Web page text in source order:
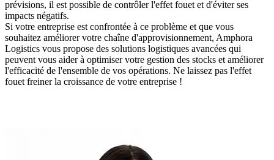
prévisions, il est possible de contrôler l'effet fouet et d'éviter ses
impacts négatifs.
Si votre entreprise est confrontée à ce problème et que vous
souhaitez améliorer votre chaîne d'approvisionnement, Amphora
Logistics vous propose des solutions logistiques avancées qui
peuvent vous aider à optimiser votre gestion des stocks et améliorer
l'efficacité de l'ensemble de vos opérations. Ne laissez pas l'effet
fouet freiner la croissance de votre entreprise !